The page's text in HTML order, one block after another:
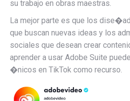
su trabajo en obras maestras.
La mejor parte es que los
que buscan nuevas ideas y los
sociales que desean crear
aprender a usar Adobe Suite
�nicos en TikTok como recurso.